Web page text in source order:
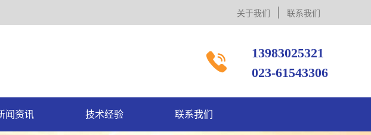
关于我们 联系我们

13983025321
023-61543306
闻资讯 技术经验 联系我们